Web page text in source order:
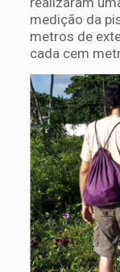
medição da
metros de
cada cem